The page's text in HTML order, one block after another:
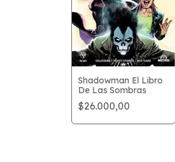
Shadowman El Libro
De Las Sombras
$26.000,00